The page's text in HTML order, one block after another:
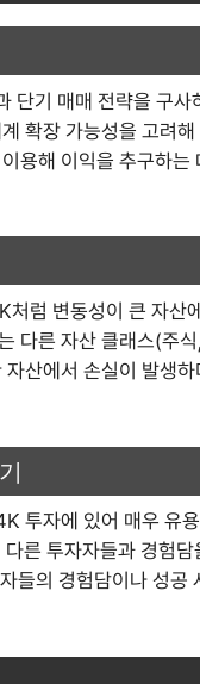
단기 매매 전략을 구사
확장 가능성을 고려
용해 이익을 추구하는
럼 변동성이 큰 자산
다른 자산 클래스(주
산에서 손실이 발생
투자에 있어 매우 유
른 투자자들과 경험
의 경험담이나 성공